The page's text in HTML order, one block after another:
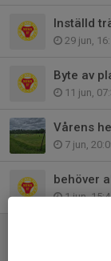
Inställd
29 jun,
Byte av
11 jun,
Vårens
7 jun,
behöver
1 jun,